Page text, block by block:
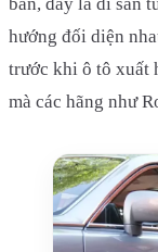
bản, đây là di sản
hướng đối diện
trước khi ô tô xuất
mà các hãng như